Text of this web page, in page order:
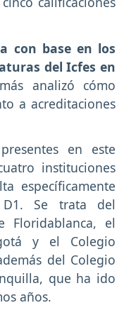
con base en los
del Icfes en
analizó cómo
a acreditaciones
en este
instituciones
específicamente
D1. Se trata del
Floridablanca, el
y el Colegio
del Colegio
que ha ido
años.